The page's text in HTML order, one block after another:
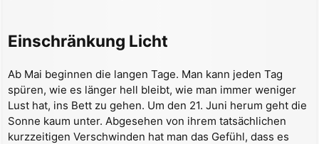
Einschränkung Licht
Ab Mai beginnen die langen Tage. Man kann jeden Tag
spüren, wie es länger hell bleibt, wie man immer weniger
Lust hat, ins Bett zu gehen. Um den 21. Juni herum geht die
Sonne kaum unter. Abgesehen von ihrem tatsächlichen
kurzzeitigen Verschwinden hat man das Gefühl, dass es